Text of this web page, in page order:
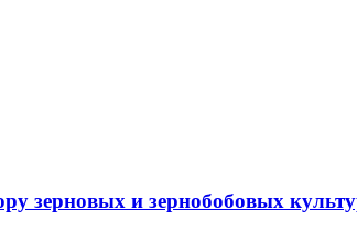
зерновых и зернобобовых